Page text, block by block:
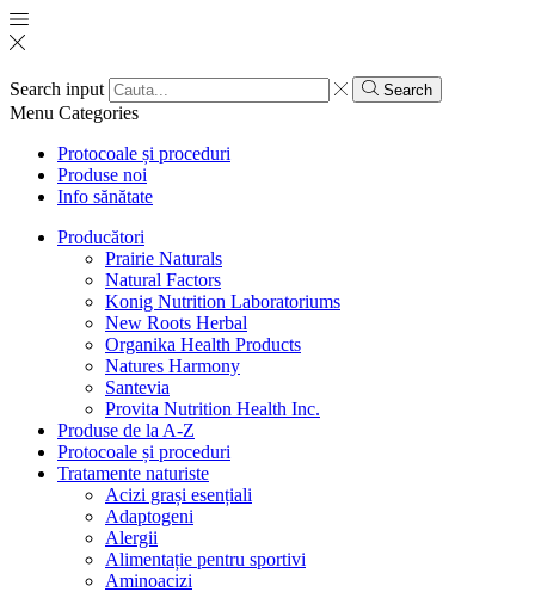
Search input Search
Menu Categories
Protocoale și proceduri
Produse noi
Info sănătate
Producători
Prairie Naturals
Natural Factors
Konig Nutrition Laboratoriums
New Roots Herbal
Organika Health Products
Natures Harmony
Santevia
Provita Nutrition Health Inc.
Produse de la A-Z
Protocoale și proceduri
Tratamente naturiste
Acizi grași esențiali
Adaptogeni
Alergii
Alimentație pentru sportivi
Aminoacizi